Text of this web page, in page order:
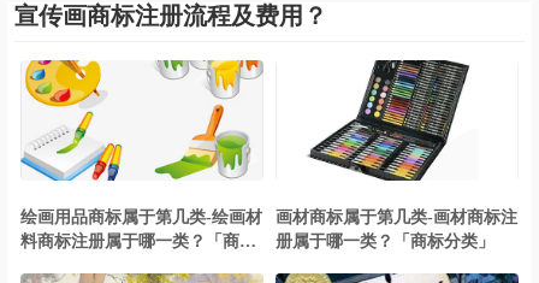
宣传画商标注册流程及费用？
绘画用品商标属于第几类-绘画材
料商标注册属于哪一类？「商标
画材商标属于第几类-画材商标注
册属于哪一类？「商标分类」